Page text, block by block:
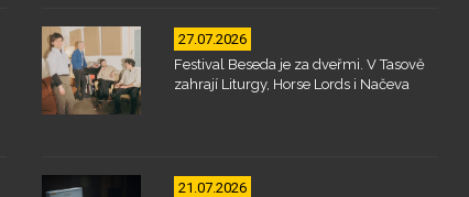
27.07.2026
Festival Beseda je za dveřmi. V Tasově
zahrají Liturgy, Horse Lords i Načeva
21.07.2026